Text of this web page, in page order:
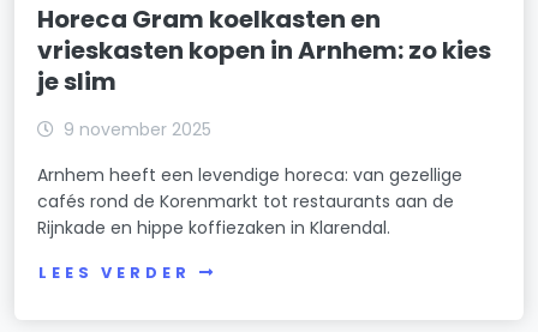
Horeca Gram koelkasten en
vrieskasten kopen in Arnhem: zo kies
je slim
9 november 2025
Arnhem heeft een levendige horeca: van gezellige
cafés rond de Korenmarkt tot restaurants aan de
Rijnkade en hippe koffiezaken in Klarendal.
LEES VERDER